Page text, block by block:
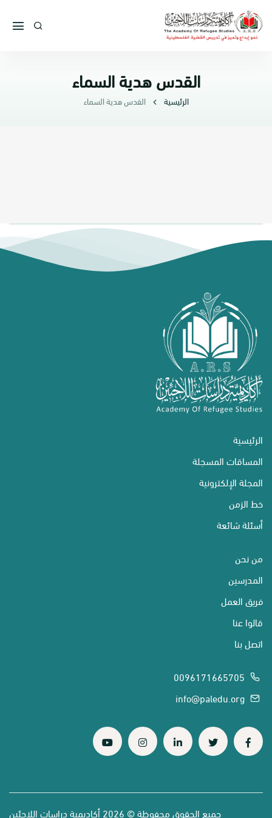
القدس هدية السماء
الرئيسية القدس هدية السماء
الرئيسية
المساقات المسجلة
المجلة الإلكترونية
خط الزمن
أسئلة شائعة
من نحن
المدرسين
فريق العمل
قالوا عنا
اتصل بنا
0096171665705
info@paledu.org
جميع الحقوق محفوظة © 2026 أكاديمية دراسات اللاجئين